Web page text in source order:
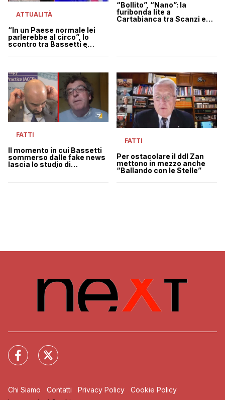
ATTUALITÀ
“In un Paese normale lei
parlerebbe al circo”, lo
scontro tra Bassetti e
“Bollito”, “Nano”: la
furibonda lite a
Cartabianca tra Scanzi e
FATTI
Il momento in cui Bassetti
sommerso dalle fake news
lascia lo studio di
FATTI
Per ostacolare il ddl Zan
mettono in mezzo anche
“Ballando con le Stelle”
Chi Siamo Contatti Privacy Policy
Cookie Policy